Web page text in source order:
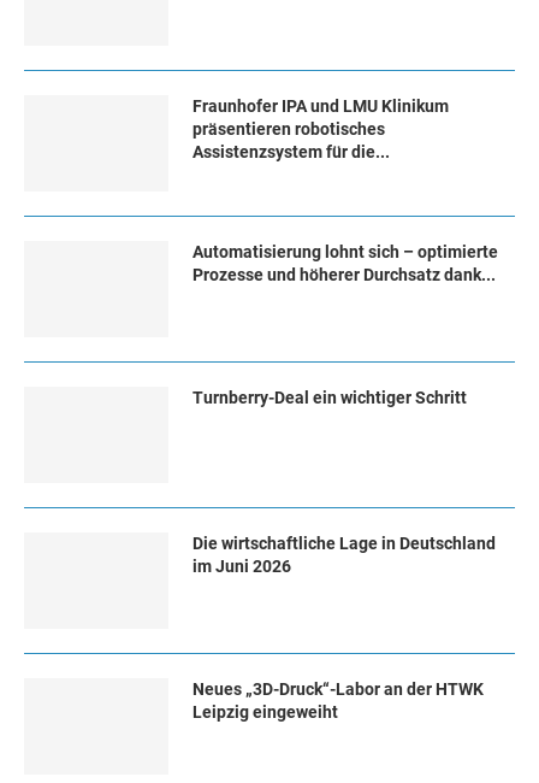
Fraunhofer IPA und LMU Klinikum
präsentieren robotisches
Assistenzsystem für die...
Automatisierung lohnt sich – optimierte
Prozesse und höherer Durchsatz dank...
Turn­ber­ry-Deal ein wich­ti­ger Schritt
Die wirtschaftliche Lage in Deutschland
im Juni 2026
Neues „3D-Druck“-Labor an der HTWK
Leipzig eingeweiht